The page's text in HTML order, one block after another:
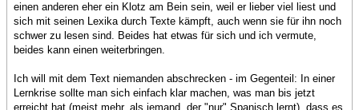
einen anderen eher ein Klotz am Bein sein, weil er lieber viel liest und
sich mit seinen Lexika durch Texte kämpft, auch wenn sie für ihn noch
schwer zu lesen sind. Beides hat etwas für sich und ich vermute,
beides kann einen weiterbringen.
Ich will mit dem Text niemanden abschrecken - im Gegenteil: In einer
Lernkrise sollte man sich einfach klar machen, was man bis jetzt
erreicht hat (meist mehr, als jemand, der "nur" Spanisch lernt), dass es